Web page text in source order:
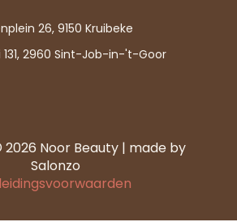
26, 9150 Kruibeke
131, 2960 Sint-Job-in-'t-Goor
Noor Beauty | made by
Salonzo